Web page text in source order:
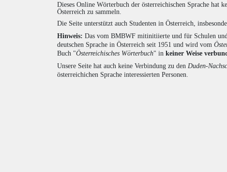
Dieses Online Wörterbuch der österreichischen Sprache hat
Österreich zu sammeln.
Die Seite unterstützt auch Studenten in Österreich,
Hinweis: Das vom BMBWF mitinitiierte und für Schulen
deutschen Sprache in Österreich seit 1951 und wird vom
Buch "Österreichisches Wörterbuch" in keiner Weise
Unsere Seite hat auch keine Verbindung zu den Duden-
österreichichen Sprache interessierten Personen.